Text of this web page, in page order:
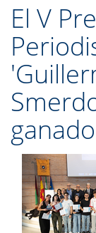
El V